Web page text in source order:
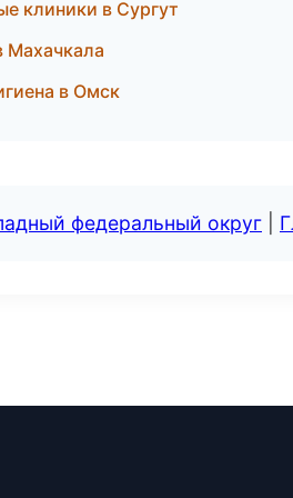
клиники в Сургут
Махачкала
в Омск
федеральный округ